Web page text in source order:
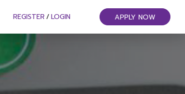
REGISTER / LOGIN APPLY NOW